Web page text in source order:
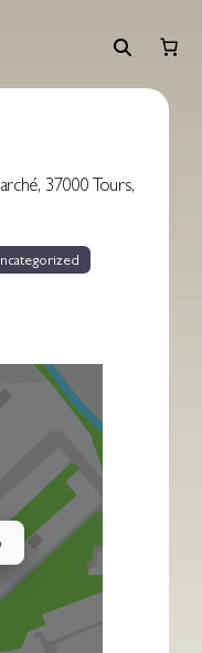
, 37000 Tours,